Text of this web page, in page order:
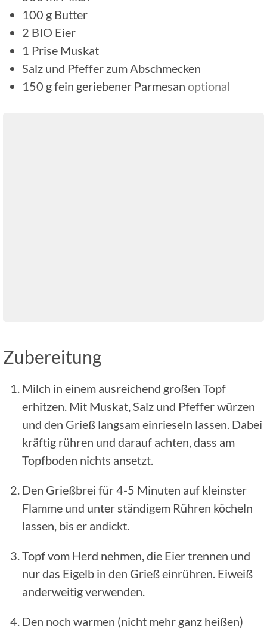
100 g Butter
2 BIO Eier
1 Prise Muskat
Salz und Pfeffer zum Abschmecken
150 gfein geriebener Parmesan optional
Zubereitung
Milch in einem ausreichend großen Topf
erhitzen. Mit Muskat, Salz und Pfeffer würzen
und den Grieß langsam einrieseln lassen. Dabei
kräftig rühren und darauf achten, dass am
Topfboden nichts ansetzt.
Den Grießbrei für 4-5 Minuten auf kleinster
Flamme und unter ständigem Rühren köcheln
lassen, bis er andickt.
Topf vom Herd nehmen, die Eier trennen und
nur das Eigelb in den Grieß einrühren. Eiweiß
anderweitig verwenden.
Den noch warmen (nicht mehr ganz heißen)